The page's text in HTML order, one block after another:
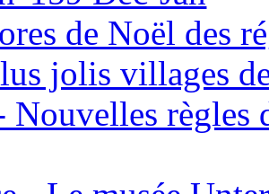
de Noël des
jolis villages
Nouvelles règles